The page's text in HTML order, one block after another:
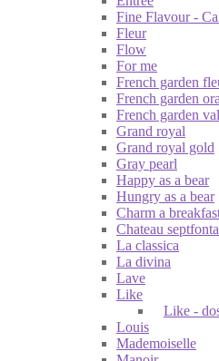
Fine Flavour -
Fleur
Flow
For me
French garden
French garden
French garden
Grand royal
Grand royal gold
Gray pearl
Happy as a bear
Hungry as a bear
Charm a
Chateau
La classica
La divina
Lave
Like
Like -
Louis
Mademoiselle